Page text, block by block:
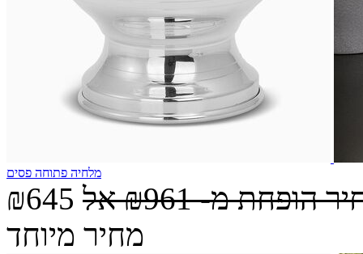
מלחיה פתוחה פסים
₪645 הופחת מ-₪961 אל
מחיר מיוחד